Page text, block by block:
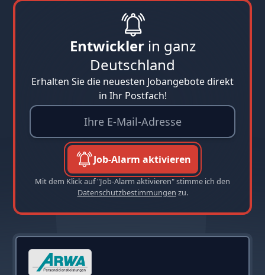
Entwicklerin ganz
Deutschland
Erhalten Sie die neuesten Jobangebote direkt
in Ihr Postfach!
Job-Alarm aktivieren
Mit dem Klick auf "Job-Alarm aktivieren" stimme ich den
Datenschutzbestimmungen zu.